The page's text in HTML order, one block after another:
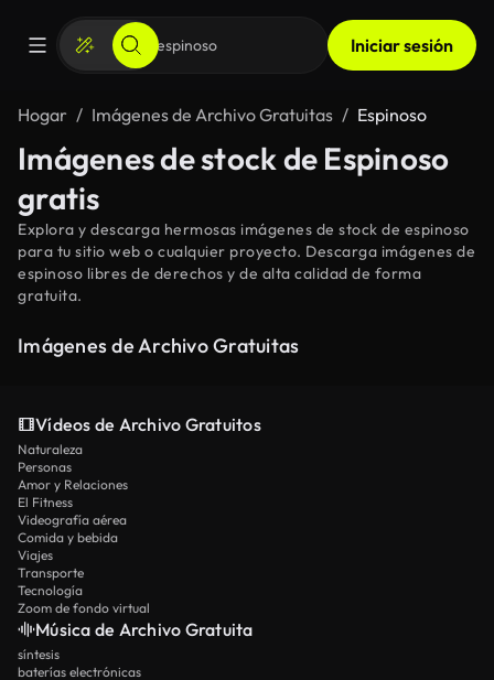
Iniciar sesión
Hogar Imágenes de Archivo Gratuitas Espinoso
Imágenes de stock de Espinoso
gratis
Explora y descarga hermosas imágenes de stock de espinoso
para tu sitio web o cualquier proyecto. Descarga imágenes de
espinoso libres de derechos y de alta calidad de forma
gratuita.
Imágenes de Archivo Gratuitas
Vídeos de Archivo Gratuitos
Naturaleza
Personas
Amor y Relaciones
El Fitness
Videografía aérea
Comida y bebida
Viajes
Transporte
Tecnología
Zoom de fondo virtual
Música de Archivo Gratuita
síntesis
baterías electrónicas